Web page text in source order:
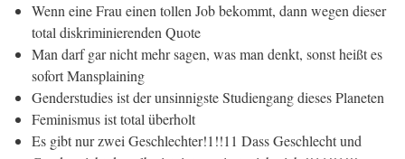
Wenn eine Frau einen tollen Job bekommt, dann wegen dieser
total diskriminierenden Quote
Man darf gar nicht mehr sagen, was man denkt, sonst heißt es
sofort Mansplaining
Genderstudies ist der unsinnigste Studiengang dieses Planeten
Feminismus ist total überholt
Es gibt nur zwei Geschlechter!1!!11 Dass Geschlecht und